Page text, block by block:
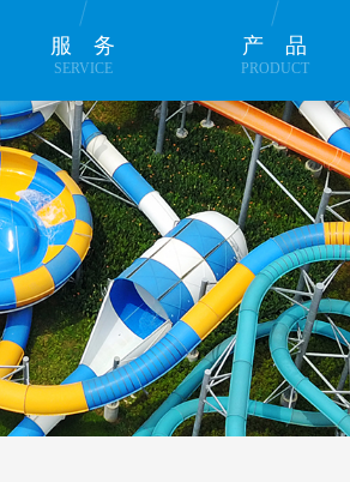
服务
SERVICE
产品
PRODUCT